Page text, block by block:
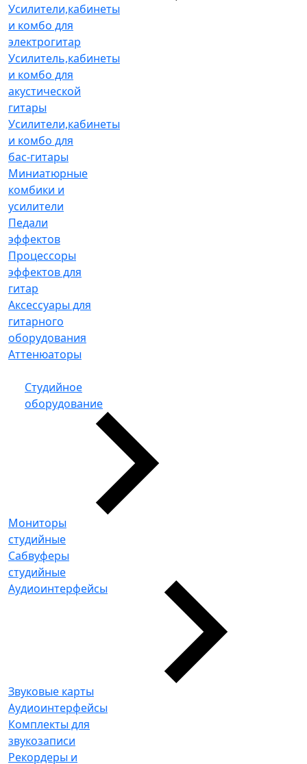
Усилители,кабинеты
и комбо для
электрогитар
Усилитель,кабинеты
и комбо для
акустической
гитары
Усилители,кабинеты
и комбо для
бас-гитары
Миниатюрные
комбики и
усилители
Педали
эффектов
Процессоры
эффектов для
гитар
Аксессуары для
гитарного
оборудования
Аттенюаторы
Студийное
оборудование
Мониторы
студийные
Сабвуферы
студийные
Аудиоинтерфейсы
Звуковые карты
Аудиоинтерфейсы
Комплекты для
звукозаписи
Рекордеры и